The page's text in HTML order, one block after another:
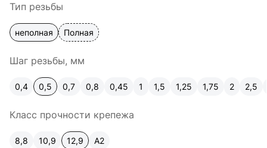
Тип резьбы
неполная Полная
Шаг резьбы, мм
0,4 0,5 0,7 0,8 0,45 1 1,5 1,25 1,75 2 2,5
Класс прочности крепежа
8,8 10,9 12,9 A2